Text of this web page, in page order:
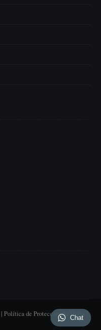
| Política de Protección de Datos |
Chat